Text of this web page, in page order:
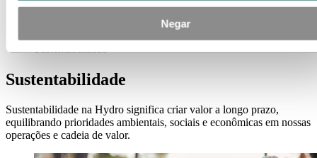
Negar
Sustentabilidade
Sustentabilidade
Sustentabilidade na Hydro significa criar valor a longo prazo,
equilibrando prioridades ambientais, sociais e econômicas em nossas
operações e cadeia de valor.